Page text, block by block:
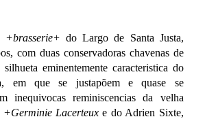
+brasserie+ do Largo de Santa Justa,
com duas conservadoras chavenas de
eminentemente caracteristica do
em que se justapõem e quase se
inequivocas reminiscencias da velha
+Germinie Lacerteux e do Adrien Sixte,